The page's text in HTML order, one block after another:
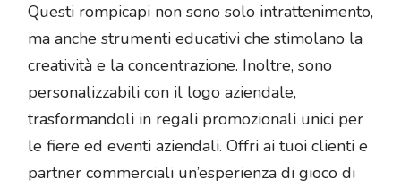
Questi rompicapi non sono solo intrattenimento,
ma anche strumenti educativi che stimolano la
creatività e la concentrazione. Inoltre, sono
personalizzabili con il logo aziendale,
trasformandoli in regali promozionali unici per
le fiere ed eventi aziendali. Offri ai tuoi clienti e
partner commerciali un’esperienza di gioco di